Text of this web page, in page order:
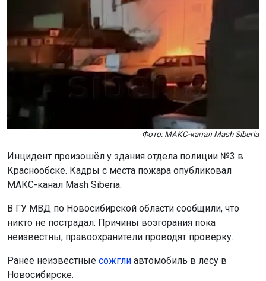
Фото: МАКС-канал Mash Siberia
Инцидент произошёл у здания отдела полиции №3 в
Краснообске. Кадры с места пожара опубликовал
МАКС-канал Mash Siberia.
В ГУ МВД по Новосибирской области сообщили, что
никто не пострадал. Причины возгорания пока
неизвестны, правоохранители проводят проверку.
Ранее неизвестные сожгли автомобиль в лесу в
Новосибирске.